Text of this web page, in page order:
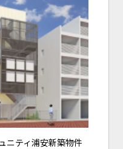
ニティ浦安新築物件